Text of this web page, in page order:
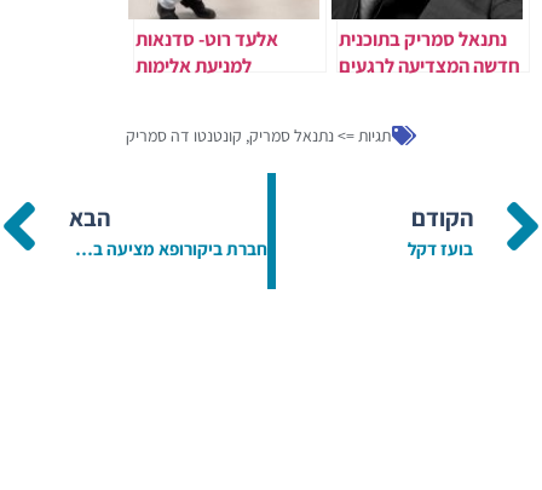
נתנאל סמריק בתוכנית
חדשה המצדיעה לרגעים
אלעד רוט- סדנאות
למניעת אלימות
תגיות =>נתנאל סמריק, קונטנטו דה סמריק
הקודם
בועז דקל
הבא
חברת ביקורופא מציעה בדיקות סופיה מהירות לגילוי נגיף הקורונה